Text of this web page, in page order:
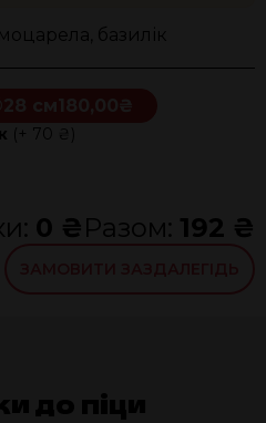
базилік
(+ 70 ₴)
0 ₴Разом: 192 ₴